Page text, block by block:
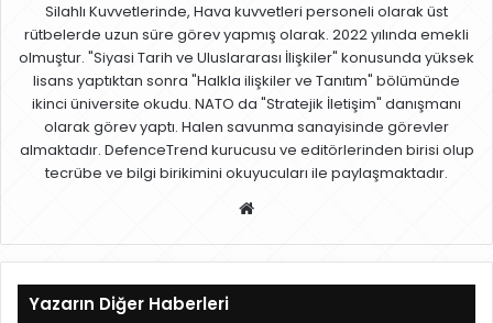
Silahlı Kuvvetlerinde, Hava kuvvetleri personeli olarak üst
rütbelerde uzun süre görev yapmış olarak. 2022 yılında emekli
olmuştur. "Siyasi Tarih ve Uluslararası İlişkiler" konusunda yüksek
lisans yaptıktan sonra "Halkla ilişkiler ve Tanıtım" bölümünde
ikinci üniversite okudu. NATO da "Stratejik İletişim" danışmanı
olarak görev yaptı. Halen savunma sanayisinde görevler
almaktadır. DefenceTrend kurucusu ve editörlerinden birisi olup
tecrübe ve bilgi birikimini okuyucuları ile paylaşmaktadır.
sit
esi
Yazarın Diğer Haberleri